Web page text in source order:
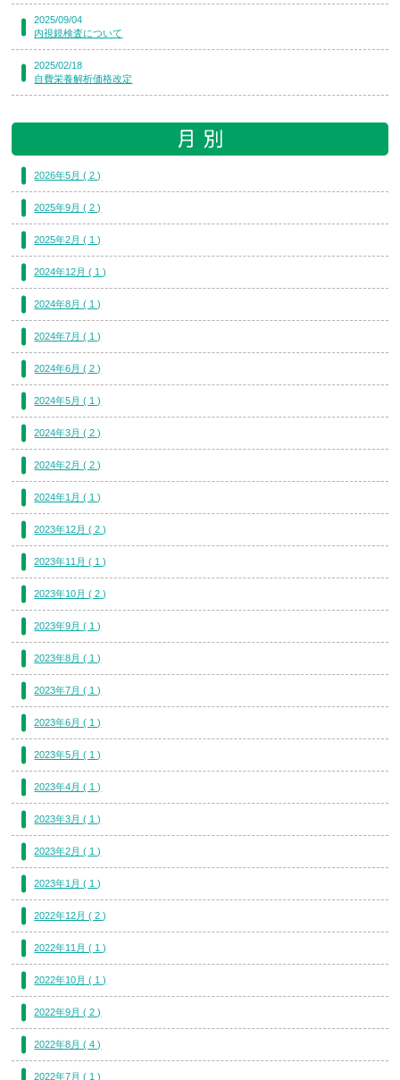
2025/09/04
内視鏡検査について
2025/02/18
自費栄養解析価格改定
2026年5月 ( 2 )
2025年9月 ( 2 )
2025年2月 ( 1 )
2024年12月 ( 1 )
2024年8月 ( 1 )
2024年7月 ( 1 )
2024年6月 ( 2 )
2024年5月 ( 1 )
2024年3月 ( 2 )
2024年2月 ( 2 )
2024年1月 ( 1 )
2023年12月 ( 2 )
2023年11月 ( 1 )
2023年10月 ( 2 )
2023年9月 ( 1 )
2023年8月 ( 1 )
2023年7月 ( 1 )
2023年6月 ( 1 )
2023年5月 ( 1 )
2023年4月 ( 1 )
2023年3月 ( 1 )
2023年2月 ( 1 )
2023年1月 ( 1 )
2022年12月 ( 2 )
2022年11月 ( 1 )
2022年10月 ( 1 )
2022年9月 ( 2 )
2022年8月 ( 4 )
2022年7月 ( 1 )